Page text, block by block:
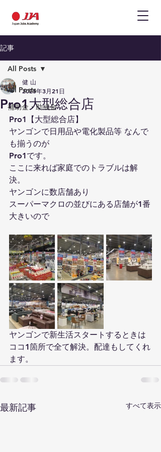
記事
All Posts
補助金・助成金
All Posts
Pro1大型総合店
健 山
2025年3月21日
Pro1【大型総合店】
ヤンゴンで日用品や電化製品等 なんで
も揃うのが
Pro1です。
ここに来れば家庭でのトラブルは解
決。
ヤンゴンに数店舗あり
スーパーマクロの並びにある店舗が1番
大きいので
ヤンゴンで新生活スタートするときは
ココ1箇所で全て解決。配達もしてくれ
ます。
最新記事 すべて表示